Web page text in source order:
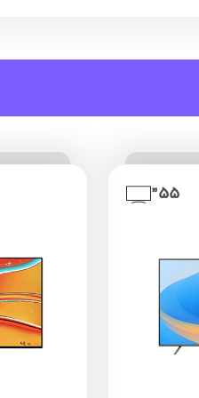
55”